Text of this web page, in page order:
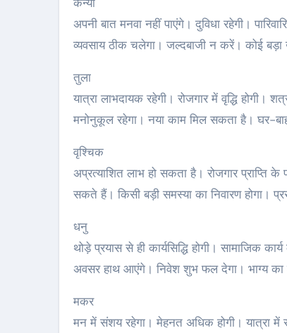
अपनी बात मनवा नहीं पाएंगे। दुविधा रहेगी।
व्यवसाय ठीक चलेगा। जल्दबाजी न करें। कोई
तुला
यात्रा लाभदायक रहेगी। रोजगार में वृद्धि होगी।
मनोनुकूल रहेगा। नया काम मिल सकता है। घर-
वृश्चिक
अप्रत्याशित लाभ हो सकता है। रोजगार
सकते हैं। किसी बड़ी समस्या का निवारण होगा।
धनु
थोड़े प्रयास से ही कार्यसिद्धि होगी। सामाजिक
अवसर हाथ आएंगे। निवेश शुभ फल देगा। भाग्य का
मकर
मन में संशय रहेगा। मेहनत अधिक होगी। यात्रा में